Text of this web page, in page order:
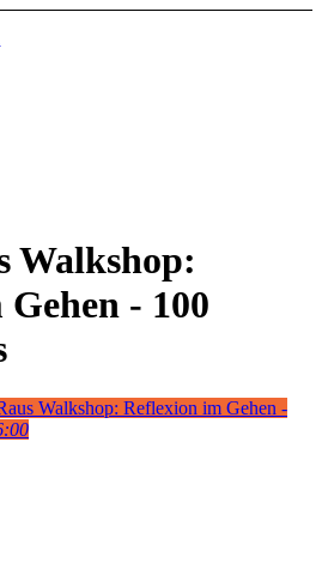
Walkshop:
- 100
Walkshop: Reflexion im Gehen -